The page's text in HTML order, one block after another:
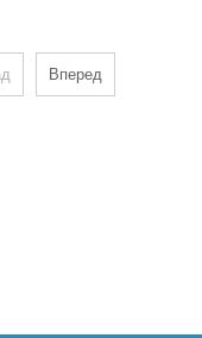
Вперед